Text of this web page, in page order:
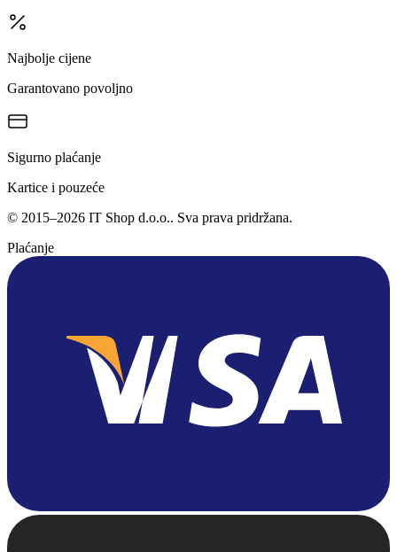
Najbolje cijene
Garantovano povoljno
Sigurno plaćanje
Kartice i pouzeće
© 2015–2026 IT Shop d.o.o.. Sva prava pridržana.
Plaćanje